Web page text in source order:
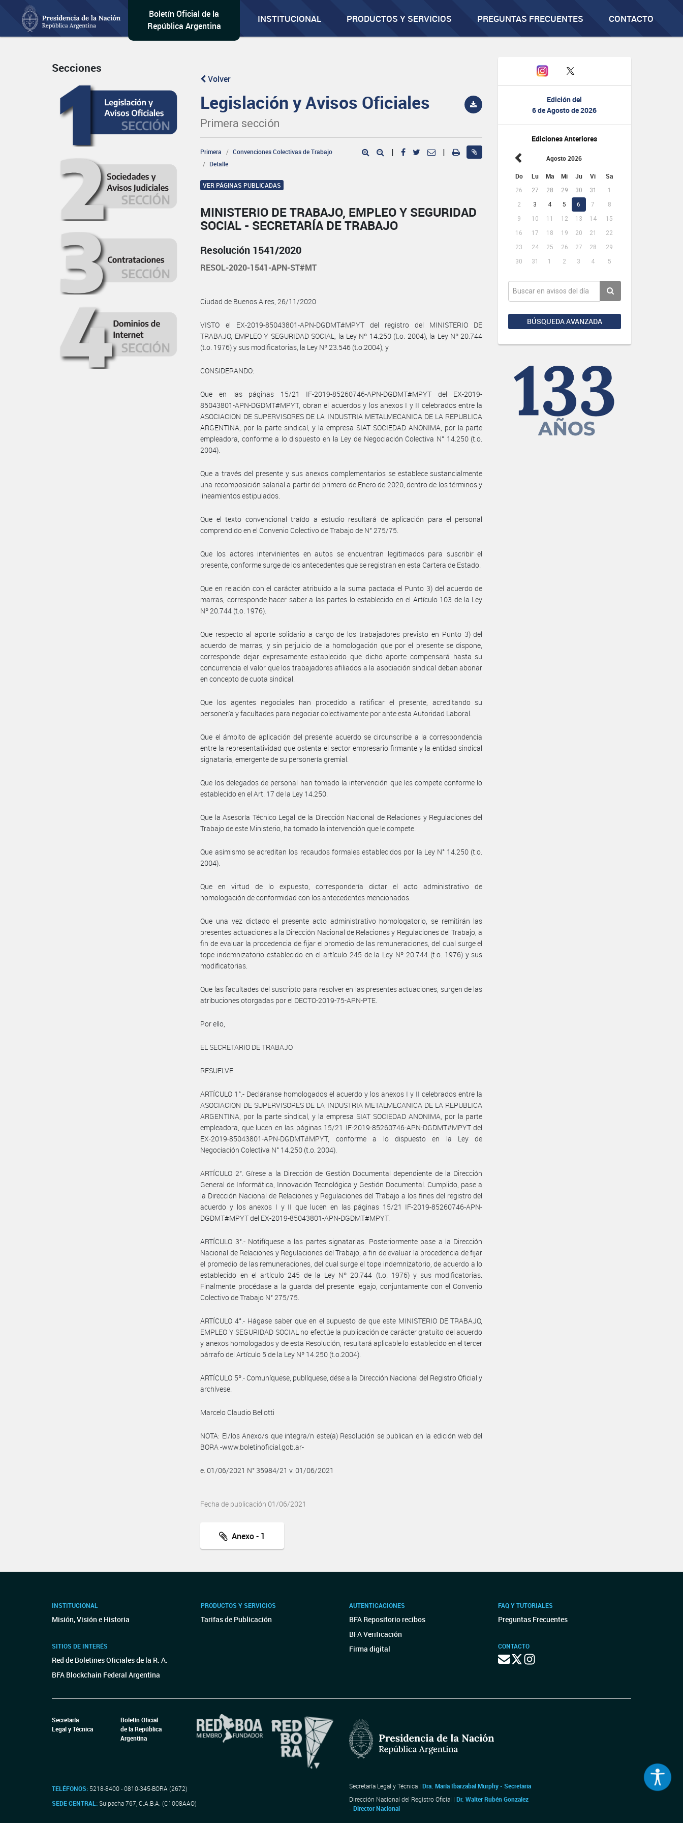
Boletín Oficial de la
República Argentina
INSTITUCIONAL PRODUCTOS Y SERVICIOS PREGUNTAS FRECUENTES CONTACTO
Edición del
6 de Agosto de 2026
Ediciones Anteriores
Agosto 2026
Do Lu Ma Mi Ju Vi Sa
26 27 28 29 30 31
1
2
3 4 5 6 7
8
9
10 11 12 13 14
15
16
17 18 19 20 21
22
23
24 25 26 27 28
29
30
31 1 2 3 4 5
BÚSQUEDA AVANZADA
Secciones
Volver
Legislación y Avisos Oficiales
Primera sección
Primera
Convenciones Colectivas de Trabajo
Detalle
| |
VER PÁGINAS PUBLICADAS
MINISTERIO DE TRABAJO, EMPLEO Y SEGURIDAD
SOCIAL - SECRETARÍA DE TRABAJO
Resolución 1541/2020
RESOL-2020-1541-APN-ST#MT
Ciudad de Buenos Aires, 26/11/2020
VISTO el EX-2019-85043801-APN-DGDMT#MPYT del registro del MINISTERIO DE
TRABAJO, EMPLEO Y SEGURIDAD SOCIAL, la Ley Nº 14.250 (t.o. 2004), la Ley Nº 20.744
(t.o. 1976) y sus modificatorias, la Ley Nº 23.546 (t.o.2004), y
CONSIDERANDO:
Que en las páginas 15/21 IF-2019-85260746-APN-DGDMT#MPYT del EX-2019-
85043801-APN-DGDMT#MPYT, obran el acuerdos y los anexos I y II celebrados entre la
ASOCIACION DE SUPERVISORES DE LA INDUSTRIA METALMECANICA DE LA REPUBLICA
ARGENTINA, por la parte sindical, y la empresa SIAT SOCIEDAD ANONIMA, por la parte
empleadora, conforme a lo dispuesto en la Ley de Negociación Colectiva N° 14.250 (t.o.
2004).
Que a través del presente y sus anexos complementarios se establece sustancialmente
una recomposición salarial a partir del primero de Enero de 2020, dentro de los términos y
lineamientos estipulados.
Que el texto convencional traído a estudio resultará de aplicación para el personal
comprendido en el Convenio Colectivo de Trabajo de N° 275/75.
Que los actores intervinientes en autos se encuentran legitimados para suscribir el
presente, conforme surge de los antecedentes que se registran en esta Cartera de Estado.
Que en relación con el carácter atribuido a la suma pactada el Punto 3) del acuerdo de
marras, corresponde hacer saber a las partes lo establecido en el Artículo 103 de la Ley
Nº 20.744 (t.o. 1976).
Que respecto al aporte solidario a cargo de los trabajadores previsto en Punto 3) del
acuerdo de marras, y sin perjuicio de la homologación que por el presente se dispone,
corresponde dejar expresamente establecido que dicho aporte compensará hasta su
concurrencia el valor que los trabajadores afiliados a la asociación sindical deban abonar
en concepto de cuota sindical.
Que los agentes negociales han procedido a ratificar el presente, acreditando su
personería y facultades para negociar colectivamente por ante esta Autoridad Laboral.
Que el ámbito de aplicación del presente acuerdo se circunscribe a la correspondencia
entre la representatividad que ostenta el sector empresario firmante y la entidad sindical
signataria, emergente de su personería gremial.
Que los delegados de personal han tomado la intervención que les compete conforme lo
establecido en el Art. 17 de la Ley 14.250.
Que la Asesoría Técnico Legal de la Dirección Nacional de Relaciones y Regulaciones del
Trabajo de este Ministerio, ha tomado la intervención que le compete.
Que asimismo se acreditan los recaudos formales establecidos por la Ley N° 14.250 (t.o.
2004).
Que en virtud de lo expuesto, correspondería dictar el acto administrativo de
homologación de conformidad con los antecedentes mencionados.
Que una vez dictado el presente acto administrativo homologatorio, se remitirán las
presentes actuaciones a la Dirección Nacional de Relaciones y Regulaciones del Trabajo, a
fin de evaluar la procedencia de fijar el promedio de las remuneraciones, del cual surge el
tope indemnizatorio establecido en el artículo 245 de la Ley Nº 20.744 (t.o. 1976) y sus
modificatorias.
Que las facultades del suscripto para resolver en las presentes actuaciones, surgen de las
atribuciones otorgadas por el DECTO-2019-75-APN-PTE.
Por ello,
EL SECRETARIO DE TRABAJO
RESUELVE:
ARTÍCULO 1°.- Decláranse homologados el acuerdo y los anexos I y II celebrados entre la
ASOCIACION DE SUPERVISORES DE LA INDUSTRIA METALMECANICA DE LA REPUBLICA
ARGENTINA, por la parte sindical, y la empresa SIAT SOCIEDAD ANONIMA, por la parte
empleadora, que lucen en las páginas 15/21 IF-2019-85260746-APN-DGDMT#MPYT del
EX-2019-85043801-APN-DGDMT#MPYT, conforme a lo dispuesto en la Ley de
Negociación Colectiva N° 14.250 (t.o. 2004).
ARTÍCULO 2°. Gírese a la Dirección de Gestión Documental dependiente de la Dirección
General de Informática, Innovación Tecnológica y Gestión Documental. Cumplido, pase a
la Dirección Nacional de Relaciones y Regulaciones del Trabajo a los fines del registro del
acuerdo y los anexos I y II que lucen en las páginas 15/21 IF-2019-85260746-APN-
DGDMT#MPYT del EX-2019-85043801-APN-DGDMT#MPYT.
ARTÍCULO 3°.- Notifíquese a las partes signatarias. Posteriormente pase a la Dirección
Nacional de Relaciones y Regulaciones del Trabajo, a fin de evaluar la procedencia de fijar
el promedio de las remuneraciones, del cual surge el tope indemnizatorio, de acuerdo a lo
establecido en el artículo 245 de la Ley Nº 20.744 (t.o. 1976) y sus modificatorias.
Finalmente procédase a la guarda del presente legajo, conjuntamente con el Convenio
Colectivo de Trabajo N° 275/75.
ARTÍCULO 4°.- Hágase saber que en el supuesto de que este MINISTERIO DE TRABAJO,
EMPLEO Y SEGURIDAD SOCIAL no efectúe la publicación de carácter gratuito del acuerdo
y anexos homologados y de esta Resolución, resultará aplicable lo establecido en el tercer
párrafo del Artículo 5 de la Ley Nº 14.250 (t.o.2004).
ARTÍCULO 5º.- Comuníquese, publíquese, dése a la Dirección Nacional del Registro Oficial y
archívese.
Marcelo Claudio Bellotti
NOTA: El/los Anexo/s que integra/n este(a) Resolución se publican en la edición web del
BORA -www.boletinoficial.gob.ar-
e. 01/06/2021 N° 35984/21 v. 01/06/2021
Fecha de publicación 01/06/2021
Anexo - 1
INSTITUCIONAL
Misión, Visión e Historia
SITIOS DE INTERÉS
Red de Boletines Oficiales de la R. A.
BFA Blockchain Federal Argentina
PRODUCTOS Y SERVICIOS
Tarifas de Publicación
AUTENTICACIONES
BFA Repositorio recibos
BFA Verificación
Firma digital
FAQ Y TUTORIALES
Preguntas Frecuentes
CONTACTO
Secretaría
Legal y Técnica
Boletín Oficial
de la República
Argentina
TELÉFONOS: 5218-8400 - 0810-345-BORA (2672)
SEDE CENTRAL:Suipacha 767, C.A.B.A. (C1008AAO)
Secretaría Legal y Técnica | Dra. María Ibarzabal Murphy - Secretaria
Dirección Nacional del Registro Oficial | Dr. Walter Rubén Gonzalez
- Director Nacional